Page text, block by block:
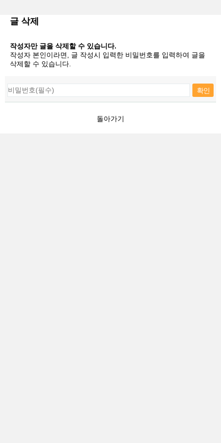
글 삭제
작성자만 글을 삭제할 수 있습니다.
작성자 본인이라면, 글 작성시 입력한 비밀번호를 입력하여 글을
삭제할 수 있습니다.
돌아가기